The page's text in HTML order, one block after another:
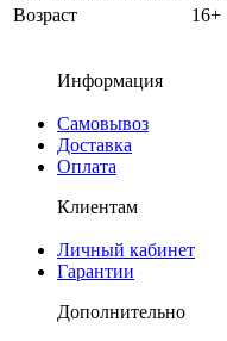
Возраст
16+
Информация
Самовывоз
Доставка
Оплата
Клиентам
Личный кабинет
Гарантии
Дополнительно